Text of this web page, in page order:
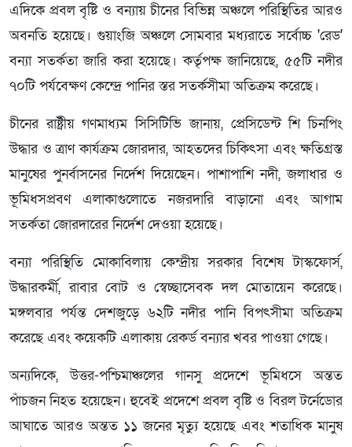
এদিকে প্রবল বৃষ্টি ও বন্যায় চীনের বিভিন্ন অঞ্চলে পরিস্থিতির আরও
অবনতি হয়েছে। গুয়াংজি অঞ্চলে সোমবার মধ্যরাতে সর্বোচ্চ 'রেড'
বন্যা সতর্কতা জারি করা হয়েছে। কর্তৃপক্ষ জানিয়েছে, ৫৫টি নদীর
৭০টি পর্যবেক্ষণ কেন্দ্রে পানির স্তর সতর্কসীমা অতিক্রম করেছে।
চীনের রাষ্ট্রীয় গণমাধ্যম সিসিটিভি জানায়, প্রেসিডেন্ট শি চিনপিং
উদ্ধার ও ত্রাণ কার্যক্রম জোরদার, আহতদের চিকিৎসা এবং ক্ষতিগ্রস্ত
মানুষের পুনর্বাসনের নির্দেশ দিয়েছেন। পাশাপাশি নদী, জলাধার ও
ভূমিধসপ্রবণ এলাকাগুলোতে নজরদারি বাড়ানো এবং আগাম
সতর্কতা জোরদারের নির্দেশ দেওয়া হয়েছে।
বন্যা পরিস্থিতি মোকাবিলায় কেন্দ্রীয় সরকার বিশেষ টাস্কফোর্স,
উদ্ধারকর্মী, রাবার বোট ও স্বেচ্ছাসেবক দল মোতায়েন করেছে।
মঙ্গলবার পর্যন্ত দেশজুড়ে ৬২টি নদীর পানি বিপৎসীমা অতিক্রম
করেছে এবং কয়েকটি এলাকায় রেকর্ড বন্যার খবর পাওয়া গেছে।
অন্যদিকে, উত্তর-পশ্চিমাঞ্চলের গানসু প্রদেশে ভূমিধসে অন্তত
পাঁচজন নিহত হয়েছেন। হুবেই প্রদেশে প্রবল বৃষ্টি ও বিরল টর্নেডোর
আঘাতে আরও অন্তত ১১ জনের মৃত্যু হয়েছে এবং শতাধিক মানুষ